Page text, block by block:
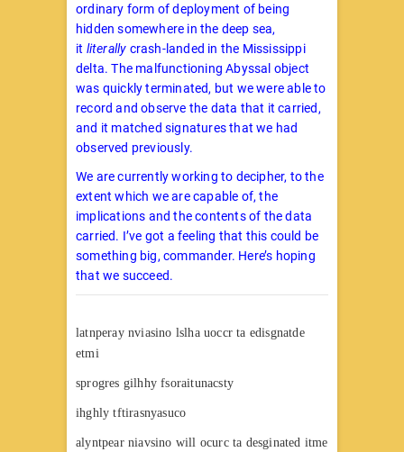
ordinary form of deployment of being
hidden somewhere in the deep sea,
it literally crash-landed in the Mississippi
delta. The malfunctioning Abyssal object
was quickly terminated, but we were able to
record and observe the data that it carried,
and it matched signatures that we had
observed previously.
We are currently working to decipher, to the
extent which we are capable of, the
implications and the contents of the data
carried. I’ve got a feeling that this could be
something big, commander. Here’s hoping
that we succeed.
latnperay nviasino lslha uoccr ta edisgnatde
etmi
sprogres gilhhy fsoraitunacsty
ihghly tftirasnyasuco
alyntpear niavsino will ocurc ta desginated itme